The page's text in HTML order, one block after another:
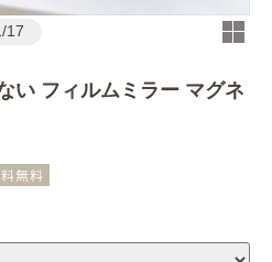
/17
い フィルムミラー マグネ